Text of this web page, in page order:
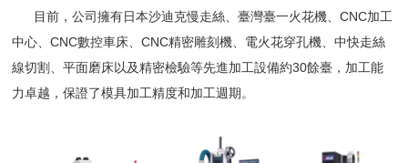
目前，公司擁有日本沙迪克慢走絲、臺灣臺一火花機、CNC加工
中心、CNC數控車床、CNC精密雕刻機、電火花穿孔機、中快走絲
線切割、平面磨床以及精密檢驗等先進加工設備約30餘臺，加工能
力卓越，保證了模具加工精度和加工週期。